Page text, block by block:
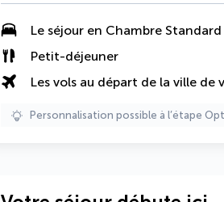
Le séjour en Chambre Standard
Petit-déjeuner
Les vols au départ de la ville de
Personnalisation possible à l’étape